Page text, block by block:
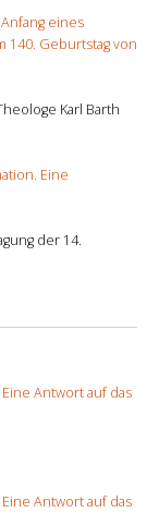
eines
140. Geburtstag von
Karl Barth
Eine
der 14.
Antwort auf das
Antwort auf das